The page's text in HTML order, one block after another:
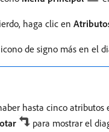
haga clic en
de signo más en el
hasta cinco
para mostrar el